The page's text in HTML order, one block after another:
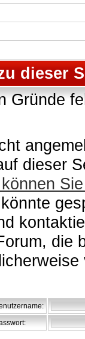
dieser
Gründe
dieser
die